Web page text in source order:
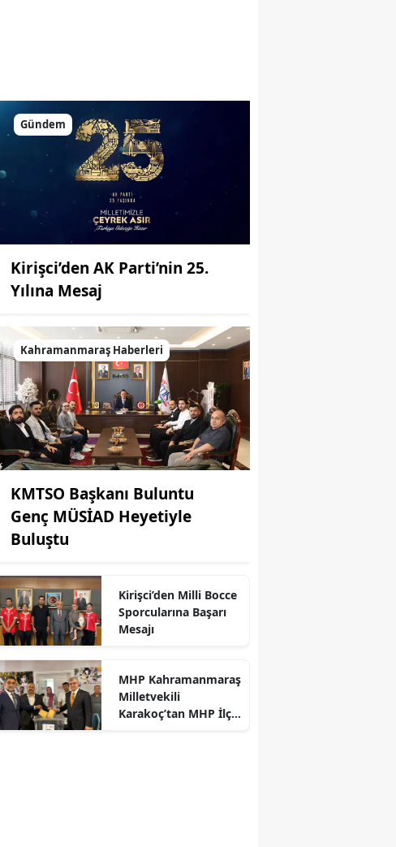
Gündem
Kirişci’den AK Parti’nin 25.
Yılına Mesaj
Kahramanmaraş Haberleri
KMTSO Başkanı Buluntu
Genç MÜSİAD Heyetiyle
Buluştu
Kirişci’den Milli Bocce
Sporcularına Başarı
Mesajı
MHP Kahramanmaraş
Milletvekili
Karakoç’tan MHP İlçe